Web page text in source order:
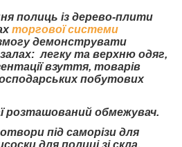
полиць із дерево-плити
торгової системи
демонструвати
легку та верхню одяг,
взуття, товарів
побутових
розташований обмежувач.
під саморізи для